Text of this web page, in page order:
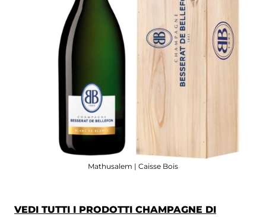
Mathusalem | Caisse Bois
VEDI TUTTI I PRODOTTI CHAMPAGNE DI